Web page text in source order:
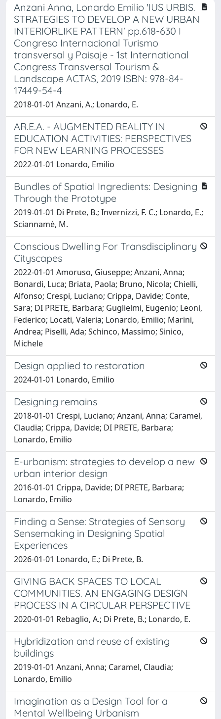
Anzani Anna, Lonardo Emilio 'IUS URBIS.
STRATEGIES TO DEVELOP A NEW URBAN
INTERIORLIKE PATTERN' pp.618-630 I
Congreso Internacional Turismo
transversal y Paisaje - 1st International
Congress Transversal Tourism &
Landscape ACTAS, 2019 ISBN: 978-84-
17449-54-4
2018-01-01 Anzani, A.; Lonardo, E.
AR.E.A. - AUGMENTED REALITY IN
EDUCATION ACTIVITIES: PERSPECTIVES
FOR NEW LEARNING PROCESSES
2022-01-01 Lonardo, Emilio
Bundles of Spatial Ingredients: Designing
Through the Prototype
2019-01-01 Di Prete, B.; Invernizzi, F. C.; Lonardo, E.;
Sciannamè, M.
Conscious Dwelling For Transdisciplinary
Cityscapes
2022-01-01 Amoruso, Giuseppe; Anzani, Anna;
Bonardi, Luca; Briata, Paola; Bruno, Nicola; Chielli,
Alfonso; Crespi, Luciano; Crippa, Davide; Conte,
Sara; DI PRETE, Barbara; Guglielmi, Eugenio; Leoni,
Federico; Locati, Valeria; Lonardo, Emilio; Marini,
Andrea; Piselli, Ada; Schinco, Massimo; Sinico,
Michele
Design applied to restoration
2024-01-01 Lonardo, Emilio
Designing remains
2018-01-01 Crespi, Luciano; Anzani, Anna; Caramel,
Claudia; Crippa, Davide; DI PRETE, Barbara;
Lonardo, Emilio
E-urbanism: strategies to develop a new
urban interior design
2016-01-01 Crippa, Davide; DI PRETE, Barbara;
Lonardo, Emilio
Finding a Sense: Strategies of Sensory
Sensemaking in Designing Spatial
Experiences
2026-01-01 Lonardo, E.; Di Prete, B.
GIVING BACK SPACES TO LOCAL
COMMUNITIES. AN ENGAGING DESIGN
PROCESS IN A CIRCULAR PERSPECTIVE
2020-01-01 Rebaglio, A.; Di Prete, B.; Lonardo, E.
Hybridization and reuse of existing
buildings
2019-01-01 Anzani, Anna; Caramel, Claudia;
Lonardo, Emilio
Imagination as a Design Tool for a
Mental Wellbeing Urbanism